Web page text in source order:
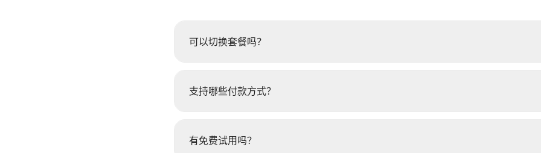
可以切换套餐吗？
支持哪些付款方式？
有免费试用吗？